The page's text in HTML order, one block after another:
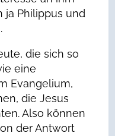
ja Philippus und
die sich so
eine
Evangelium,
die Jesus
Also können
der Antwort